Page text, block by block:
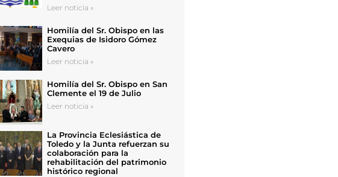
Leer noticia »
Homilía del Sr. Obispo en las
Exequias de Isidoro Gómez
Cavero
Leer noticia »
Homilía del Sr. Obispo en San
Clemente el 19 de Julio
Leer noticia »
La Provincia Eclesiástica de
Toledo y la Junta refuerzan su
colaboración para la
rehabilitación del patrimonio
histórico regional